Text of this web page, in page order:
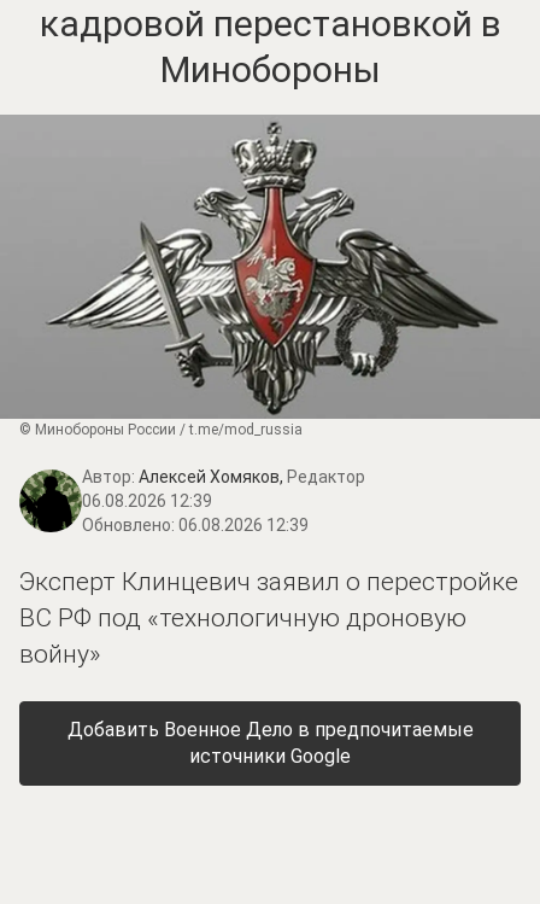
кадровой перестановкой в
Минобороны
© Минобороны России / t.me/mod_russia
Автор: Алексей Хомяков, Редактор
06.08.2026 12:39
Обновлено: 06.08.2026 12:39
Эксперт Клинцевич заявил о перестройке
ВС РФ под «технологичную дроновую
войну»
Добавить Военное Дело в предпочитаемые
источники Google